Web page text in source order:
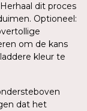
dit proces
Optioneel:
om de kans
kleur te
dat het